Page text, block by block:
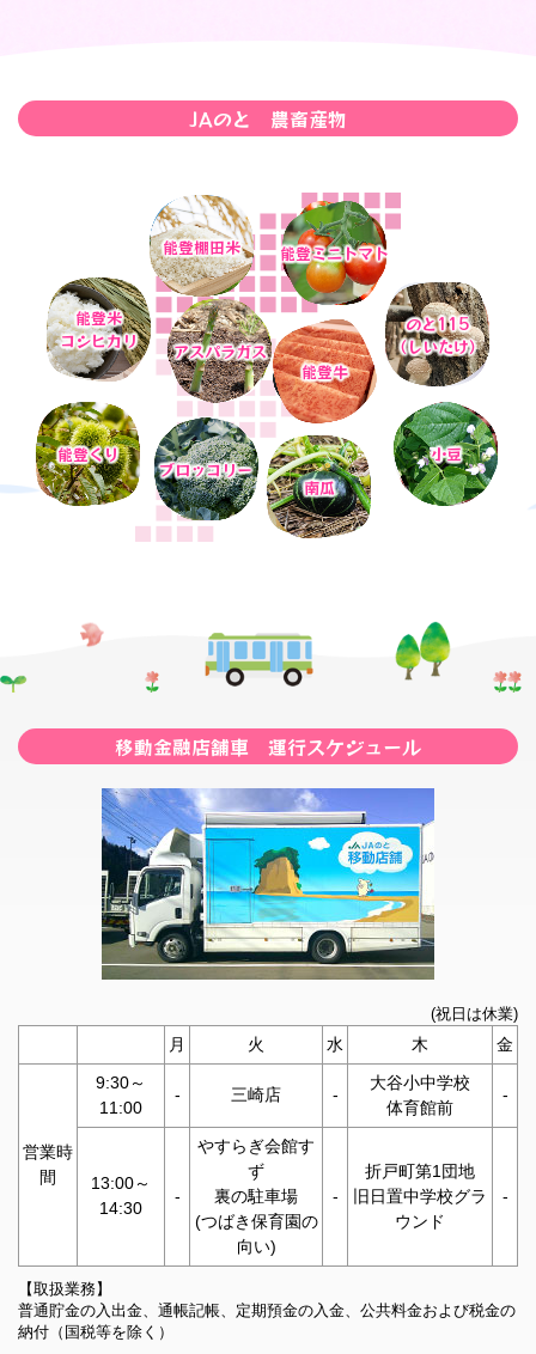
ました。
2026年06月08日
かぼちゃ栽培講習会資料（R8.6.5）
2026年06月03日
すいか現地研修会（R8.6.2）資料
2026年06月03日
令和8年度くり防除情報
2026年06月02日
2026/6/8～金融移動店舗車の営業時間が変わります！
2026年06月02日
令和8年 こめづくり情報（中干し編）
「国消国産」JAグループ統一運動_笑味ちゃん×ハローキテ
ィ特設サイトオープン！
2026年05月15日
2026年05月07日
広報誌「まぁんで能登」5月号を掲載しました。
2026年04月16日
農機センター及び諸岡給油所の繁忙期営業について
2026年04月16日
「やすらぎ会館天翔穴水」2026/04/16から営業開始しまし
広報誌「まぁんで能登」4月号を掲載しました。
2026年03月06日
広報誌「まぁんで能登」3月号を掲載しました。
2026年02月09日
一部店舗の営業時間短縮について
広報誌「まぁんで能登」2月号を掲載しました。
2026年01月01日
広報誌「まぁんで能登」1月号を掲載しました。
青果物市況情報
青果物市況情報
2026年07月25日
青果物市況情報
2026年07月24日
青果物市況情報
2026年07月23日
青果物市況情報
2026年07月21日
青果物市況情報
2026年07月17日
青果物市況情報
2026年07月16日
青果物市況情報
2026年07月13日
青果物市況情報
2026年07月11日
青果物市況情報
2026年07月09日
青果物市況情報
2026年07月07日
青果物市況情報
2026年07月06日
2026年07月04日
青果物市況情報
JAのと 農畜産物
能登棚田米 能登ミニトマト
能登米
コシヒカリ
アスパラガス
能登牛
のと115
（しいたけ）
能登くり
ブロッコリー
南瓜
小豆
移動金融店舗車 運行スケジュール
(祝日は休業)
月 火 水 木 金
営業時
間
9:30～
11:00
- 三崎店 -
大谷小中学校
体育館前
-
13:00～
14:30
-
やすらぎ会館す
ず
裏の駐車場
(つばき保育園の
向い)
-
折戸町第1団地
旧日置中学校グラ
ウンド
-
【取扱業務】
普通貯金の入出金、通帳記帳、定期預金の入金、公共料金および税金の
納付（国税等を除く）